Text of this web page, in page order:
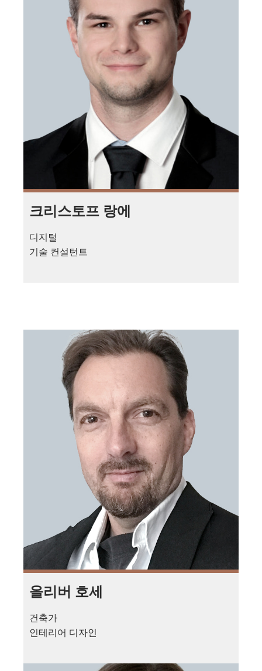
크리스토프 랑에
디지털
기술 컨설턴트
올리버 호세
건축가
인테리어 디자인